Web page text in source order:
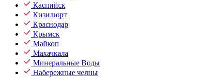
Каспийск
Кизилюрт
Краснодар
Крымск
Майкоп
Махачкала
Минеральные Воды
Набережные челны